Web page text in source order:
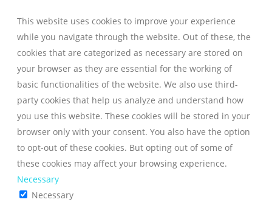
This website uses cookies to improve your experience
while you navigate through the website. Out of these, the
cookies that are categorized as necessary are stored on
your browser as they are essential for the working of
basic functionalities of the website. We also use third-
party cookies that help us analyze and understand how
you use this website. These cookies will be stored in your
browser only with your consent. You also have the option
to opt-out of these cookies. But opting out of some of
these cookies may affect your browsing experience.
Necessary
Necessary